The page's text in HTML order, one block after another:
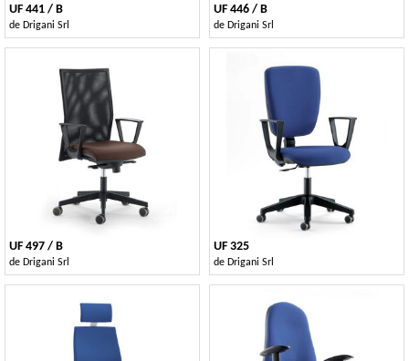
UF 441 / B
de Drigani Srl
UF 446 / B
de Drigani Srl
UF 497 / B
de Drigani Srl
UF 325
de Drigani Srl